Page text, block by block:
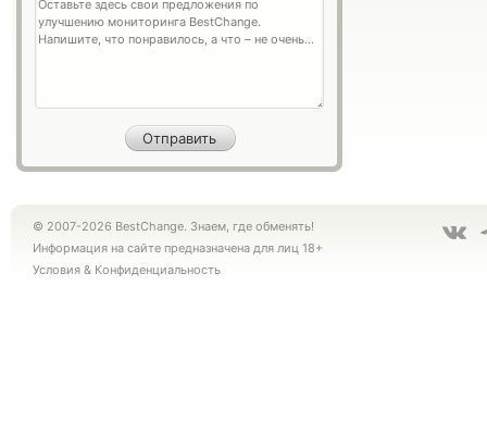
© 2007-2026 BestChange. Знаем, где обменять!
Информация на сайте предназначена для лиц 18+
Условия & Конфиденциальность